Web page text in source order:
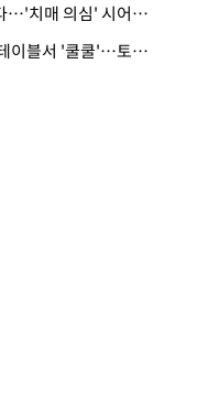
· 냄비 태우고 욕실 물바다…'치매 의심' 시어머니 검사 권유했다가 '날벼락'
· 새벽 식당 몰래 들어와 테이블서 '쿨쿨'…토사물 남기고 사라진 남성